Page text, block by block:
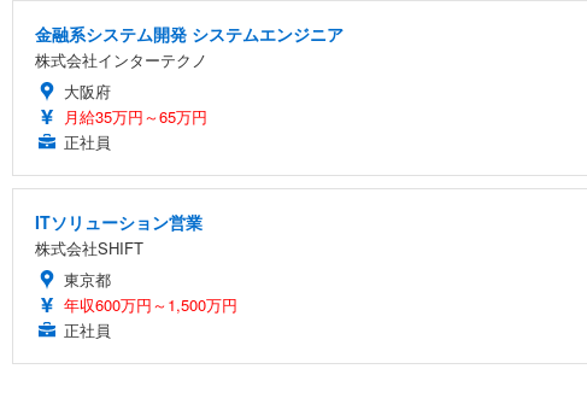
金融系システム開発 システムエンジニア
株式会社インターテクノ
大阪府
月給35万円～65万円
正社員
ITソリューション営業
株式会社SHIFT
東京都
年収600万円～1,500万円
正社員